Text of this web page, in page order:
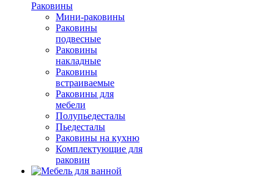
Раковины
Мини-раковины
Раковины
подвесные
Раковины
накладные
Раковины
встраиваемые
Раковины для
мебели
Полупьедесталы
Пьедесталы
Раковины на кухню
Комплектующие для
раковин